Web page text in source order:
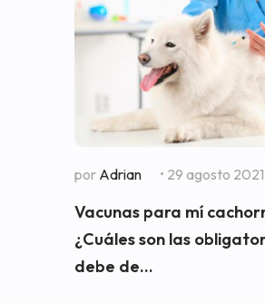
por Adrian • 29 agosto 2021
Vacunas para mí
¿Cuáles son las
debe de...